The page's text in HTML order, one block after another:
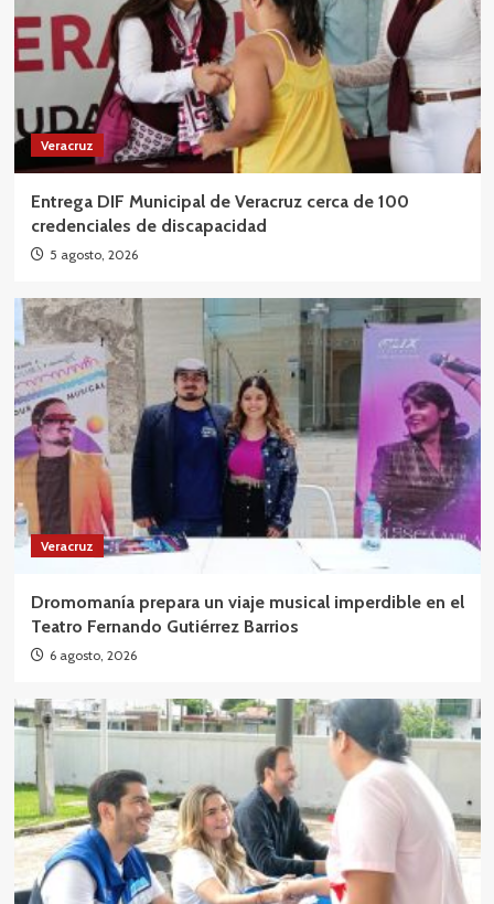
Veracruz
Entrega DIF Municipal de Veracruz cerca de 100
credenciales de discapacidad
5 agosto, 2026
Veracruz
Dromomanía prepara un viaje musical imperdible en el
Teatro Fernando Gutiérrez Barrios
6 agosto, 2026